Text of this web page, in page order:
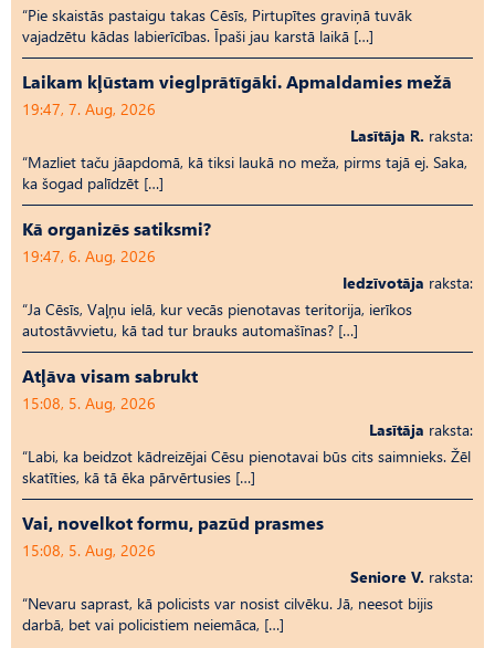
“Pie skaistās pastaigu takas Cēsīs, Pirtupītes graviņā tuvāk
vajadzētu kādas labierīcības. Īpaši jau karstā laikā […]
Laikam kļūstam vieglprātīgāki. Apmaldamies mežā
19:47, 7. Aug, 2026
Lasītāja R. raksta:
“Mazliet taču jāapdomā, kā tiksi laukā no meža, pirms tajā ej. Saka,
ka šogad palīdzēt […]
Kā organizēs satiksmi?
19:47, 6. Aug, 2026
Iedzīvotāja raksta:
“Ja Cēsīs, Vaļņu ielā, kur vecās pienotavas teritorija, ierīkos
autostāvvietu, kā tad tur brauks automašīnas? […]
Atļāva visam sabrukt
15:08, 5. Aug, 2026
Lasītāja raksta:
“Labi, ka beidzot kādreizējai Cēsu pienotavai būs cits saimnieks. Žēl
skatīties, kā tā ēka pārvērtusies […]
Vai, novelkot formu, pazūd prasmes
15:08, 5. Aug, 2026
Seniore V. raksta:
“Nevaru saprast, kā policists var nosist cilvēku. Jā, neesot bijis
darbā, bet vai policistiem neiemāca, […]